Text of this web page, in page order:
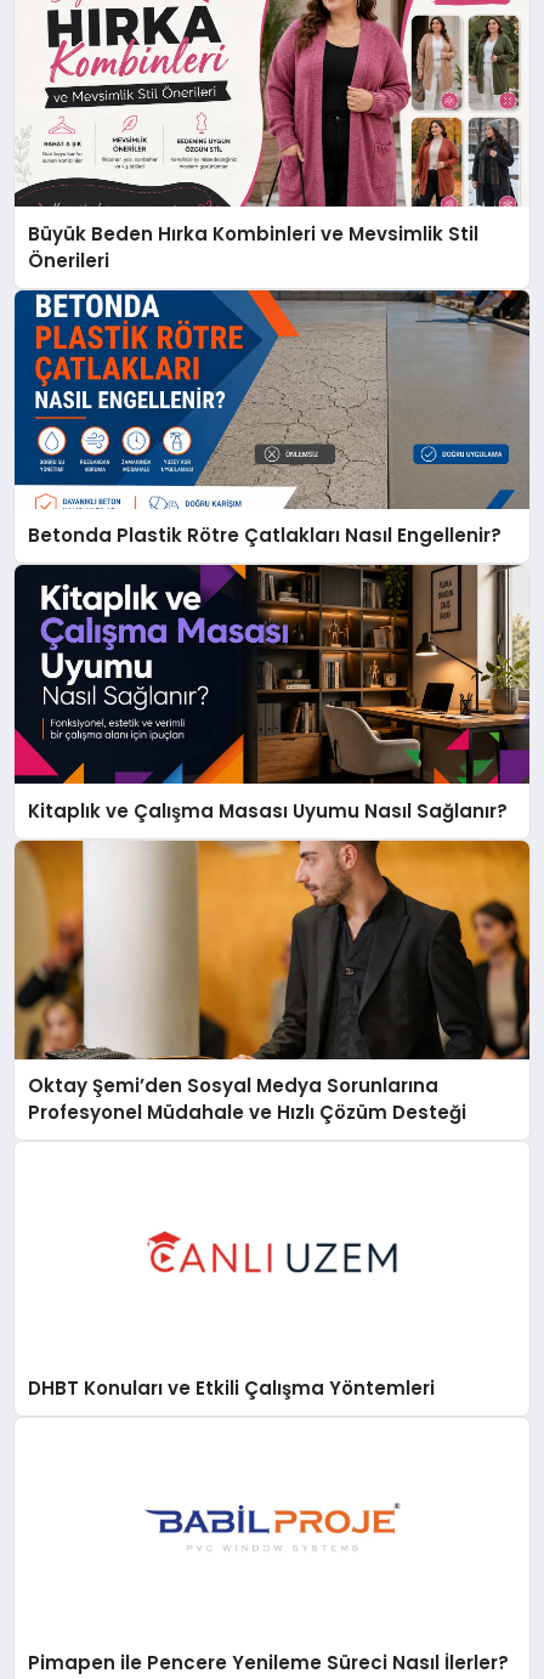
Büyük Beden Hırka Kombinleri ve Mevsimlik Stil
Önerileri
Betonda Plastik Rötre Çatlakları Nasıl Engellenir?
Kitaplık ve Çalışma Masası Uyumu Nasıl Sağlanır?
Oktay Şemi’den Sosyal Medya Sorunlarına
Profesyonel Müdahale ve Hızlı Çözüm Desteği
DHBT Konuları ve Etkili Çalışma Yöntemleri
Pimapen ile Pencere Yenileme Süreci Nasıl İlerler?